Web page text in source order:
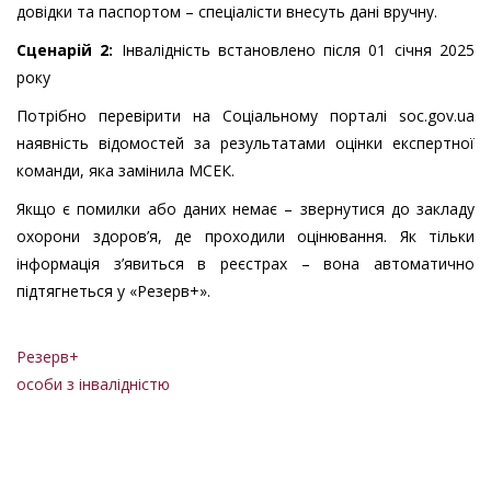
довідки та паспортом – спеціалісти внесуть дані вручну.
Сценарій 2: Інвалідність встановлено після 01 січня 2025
року
Потрібно перевірити на Соціальному порталі soc.gov.ua
наявність відомостей за результатами оцінки експертної
команди, яка замінила МСЕК.
Якщо є помилки або даних немає – звернутися до закладу
охорони здоров’я, де проходили оцінювання. Як тільки
інформація з’явиться в реєстрах – вона автоматично
підтягнеться у «Резерв+».
Резерв+
особи з інвалідністю